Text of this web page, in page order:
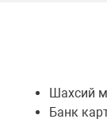
Шахсий
Банк